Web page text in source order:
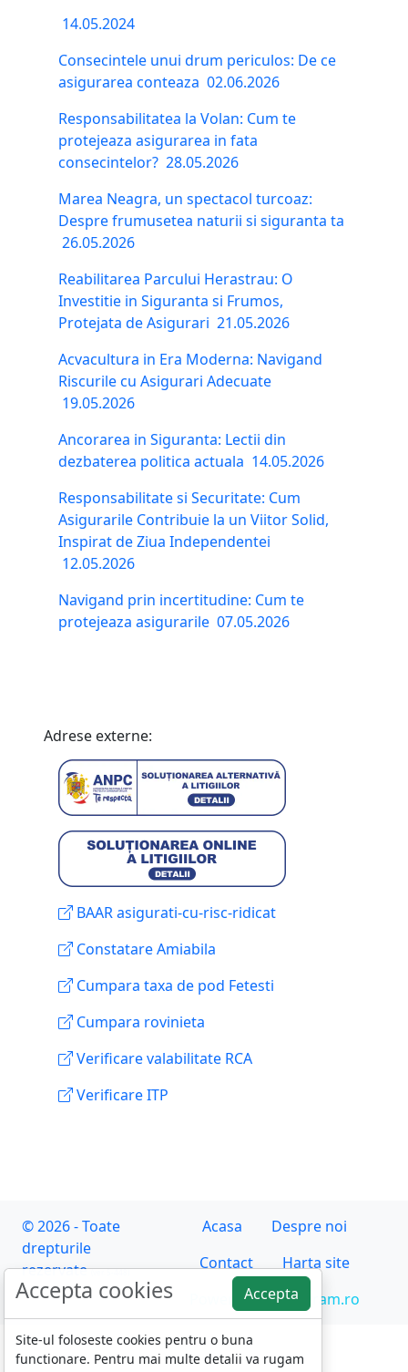
14.05.2024
Consecintele unui drum periculos: De ce
asigurarea conteaza 02.06.2026
Responsabilitatea la Volan: Cum te
protejeaza asigurarea in fata
consecintelor? 28.05.2026
Marea Neagra, un spectacol turcoaz:
Despre frumusetea naturii si siguranta ta
26.05.2026
Reabilitarea Parcului Herastrau: O
Investitie in Siguranta si Frumos,
Protejata de Asigurari 21.05.2026
Acvacultura in Era Moderna: Navigand
Riscurile cu Asigurari Adecuate
19.05.2026
Ancorarea in Siguranta: Lectii din
dezbaterea politica actuala 14.05.2026
Responsabilitate si Securitate: Cum
Asigurarile Contribuie la un Viitor Solid,
Inspirat de Ziua Independentei
12.05.2026
Navigand prin incertitudine: Cum te
protejeaza asigurarile 07.05.2026
Adrese externe:
BAAR asigurati-cu-risc-ridicat
Constatare Amiabila
Cumpara taxa de pod Fetesti
Cumpara rovinieta
Verificare valabilitate RCA
Verificare ITP
© 2026 - Toate
drepturile
rezervate(ver. 5-448)
Acasa
Despre noi
Contact
Harta site
Powered by asiguram.ro
Accepta cookies Accepta
Site-ul foloseste cookies pentru o buna
functionare. Pentru mai multe detalii va rugam